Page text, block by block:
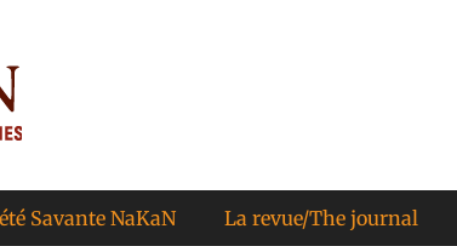
Savante NaKaN La revue/The journal